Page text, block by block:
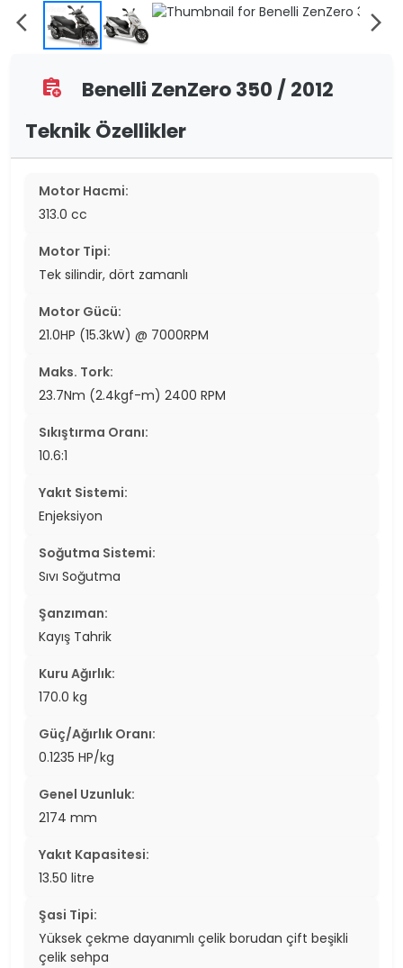
arrow_back_ios arrow_forward_ios
assignment_add
Benelli ZenZero 350 / 2012
Teknik Özellikler
Motor Hacmi:
313.0 cc
Motor Tipi:
Tek silindir, dört zamanlı
Motor Gücü:
21.0HP (15.3kW) @ 7000RPM
Maks. Tork:
23.7Nm (2.4kgf-m) 2400 RPM
Sıkıştırma Oranı:
10.6:1
Yakıt Sistemi:
Enjeksiyon
Soğutma Sistemi:
Sıvı Soğutma
Şanzıman:
Kayış Tahrik
Kuru Ağırlık:
170.0 kg
Güç/Ağırlık Oranı:
0.1235 HP/kg
Genel Uzunluk:
2174 mm
Yakıt Kapasitesi:
13.50 litre
Şasi Tipi:
Yüksek çekme dayanımlı çelik borudan çift beşikli
çelik sehpa